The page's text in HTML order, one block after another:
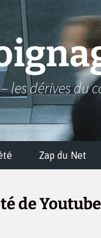
les dérives
Zap du Net
de